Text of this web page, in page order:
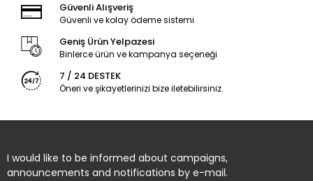
Güvenli Alışveriş
Güvenli ve kolay ödeme sistemi
Geniş Ürün Yelpazesi
Binlerce ürün ve kampanya seçeneği
7 / 24 DESTEK
Öneri ve şikayetlerinizi bize iletebilirsiniz.
I would like to be informed about campaigns,
announcements and notifications by e-mail.